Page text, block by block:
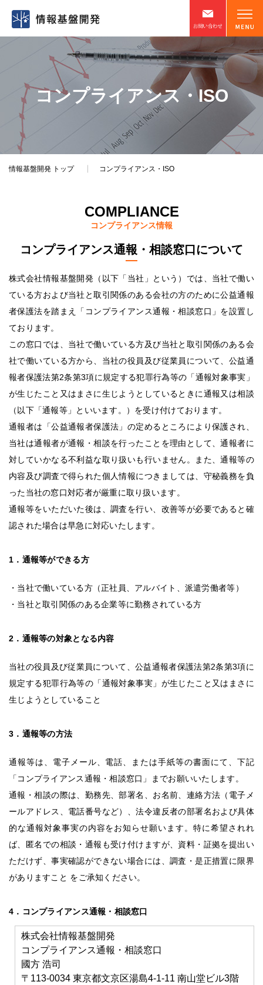
コンプライアンス・ISO
情報基盤開発 トップ コンプライアンス・ISO
COMPLIANCE
コンプライアンス情報
コンプライアンス通報・相談窓口について
株式会社情報基盤開発（以下「当社」という）では、当社で働い
ている方および当社と取引関係のある会社の方のために公益通報
者保護法を踏まえ「コンプライアンス通報・相談窓口」を設置し
ております。
この窓口では、当社で働いている方及び当社と取引関係のある会
社で働いている方から、当社の役員及び従業員について、公益通
報者保護法第2条第3項に規定する犯罪行為等の「通報対象事実」
が生じたこと又はまさに生じようとしているときに通報又は相談
（以下「通報等」といいます。）を受け付けております。
通報者は「公益通報者保護法」の定めるところにより保護され、
当社は通報者が通報・相談を行ったことを理由として、通報者に
対していかなる不利益な取り扱いも行いません。また、通報等の
内容及び調査で得られた個人情報につきましては、守秘義務を負
った当社の窓口対応者が厳重に取り扱います。
通報等をいただいた後は、調査を行い、改善等が必要であると確
認された場合は早急に対応いたします。
1．通報等ができる方
・当社で働いている方（正社員、アルバイト、派遣労働者等）
・当社と取引関係のある企業等に勤務されている方
2．通報等の対象となる内容
当社の役員及び従業員について、公益通報者保護法第2条第3項に
規定する犯罪行為等の「通報対象事実」が生じたこと又はまさに
生じようとしていること
3．通報等の方法
通報等は、電子メール、電話、または手紙等の書面にて、下記
「コンプライアンス通報・相談窓口」までお願いいたします。
通報・相談の際は、勤務先、部署名、お名前、連絡方法（電子メ
ールアドレス、電話番号など）、法令違反者の部署名および具体
的な通報対象事実の内容をお知らせ願います。特に希望されれ
ば、匿名での相談・通報も受け付けますが、資料・証拠を提出い
ただけず、事実確認ができない場合には、調査・是正措置に限界
がありますこと をご承知ください。
4．コンプライアンス通報・相談窓口
株式会社情報基盤開発
コンプライアンス通報・相談窓口
國方 浩司
〒113-0034 東京都文京区湯島4-1-11 南山堂ビル3階